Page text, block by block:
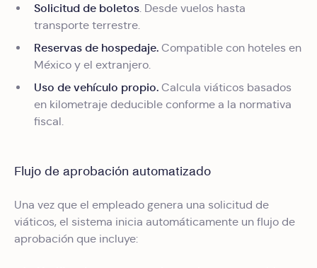
Solicitud de boletos. Desde vuelos hasta
transporte terrestre.
Reservas de hospedaje. Compatible con hoteles en
México y el extranjero.
Uso de vehículo propio. Calcula viáticos basados
en kilometraje deducible conforme a la normativa
fiscal.
Flujo de aprobación automatizado
Una vez que el empleado genera una solicitud de
viáticos, el sistema inicia automáticamente un flujo de
aprobación que incluye: